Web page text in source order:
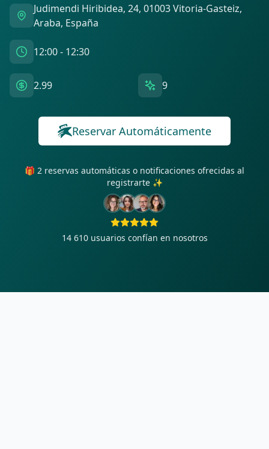
Judimendi Hiribidea, 24, 01003 Vitoria-Gasteiz,
Araba, España
12:00 - 12:30
2.99 9
Reservar Automáticamente
🎁 2 reservas automáticas o notificaciones ofrecidas al
registrarte ✨
14 610 usuarios confían en nosotros